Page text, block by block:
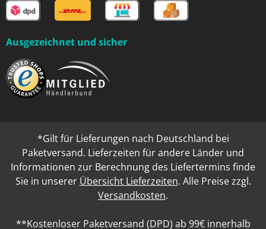
Ausgezeichnet und sicher
*Gilt für Lieferungen nach Deutschland bei
Paketversand. Lieferzeiten für andere Länder und
Informationen zur Berechnung des Liefertermins finde
Sie in unserer Übersicht Lieferzeiten. Alle Preise zzgl.
Versandkosten.
**Kostenloser Paketversand (DPD) ab 99€ innerhalb